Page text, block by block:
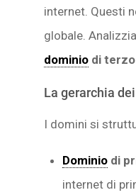
internet. Questi
globale.
dominio di
La gerarchia
I domini si
Dominiodi
internet di